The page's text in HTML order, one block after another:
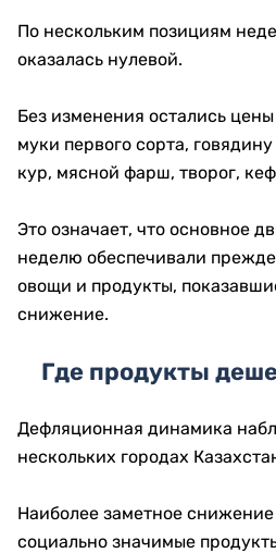
По нескольким позициям
оказалась нулевой.
Без изменения остались
муки первого сорта,
кур, мясной фарш, творог,
Это означает, что основное
неделю обеспечивали
овощи и продукты,
снижение.
Где продукты
Дефляционная динамика
нескольких городах
Наиболее заметное
социально значимые